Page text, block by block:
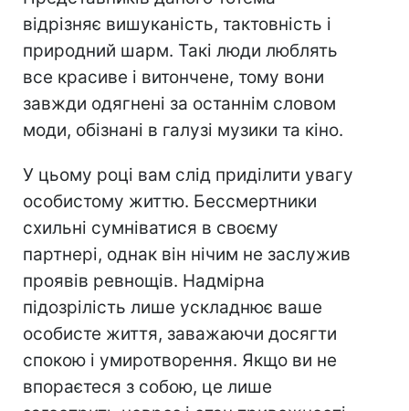
відрізняє вишуканість, тактовність і
природний шарм. Такі люди люблять
все красиве і витончене, тому вони
завжди одягнені за останнім словом
моди, обізнані в галузі музики та кіно.
У цьому році вам слід приділити увагу
особистому життю. Бессмертники
схильні сумніватися в своєму
партнері, однак він нічим не заслужив
проявів ревнощів. Надмірна
підозрілість лише ускладнює ваше
особисте життя, заважаючи досягти
спокою і умиротворення. Якщо ви не
впораєтеся з собою, це лише